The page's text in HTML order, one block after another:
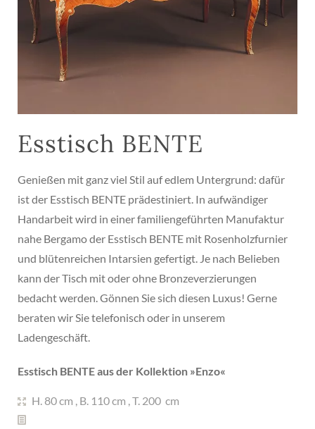
Esstisch BENTE
Genießen mit ganz viel Stil auf edlem Untergrund: dafür
ist der Esstisch BENTE prädestiniert. In aufwändiger
Handarbeit wird in einer familiengeführten Manufaktur
nahe Bergamo der Esstisch BENTE mit Rosenholzfurnier
und blütenreichen Intarsien gefertigt. Je nach Belieben
kann der Tisch mit oder ohne Bronzeverzierungen
bedacht werden. Gönnen Sie sich diesen Luxus! Gerne
beraten wir Sie telefonisch oder in unserem
Ladengeschäft.
Esstisch BENTE aus der Kollektion »Enzo«
H. 80 cm , B. 110 cm ,T. 200 cm